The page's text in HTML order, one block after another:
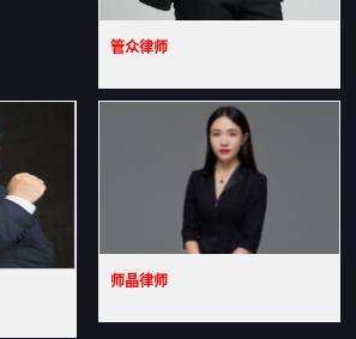
管众律师
师晶律师